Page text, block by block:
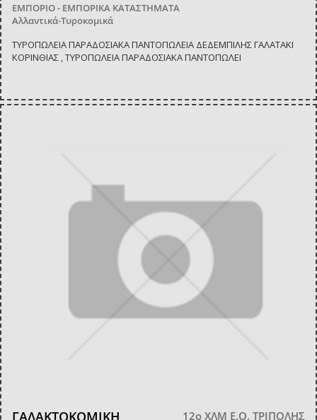
ΕΜΠΟΡΙΟ - ΕΜΠΟΡΙΚΑ ΚΑΤΑΣΤΗΜΑΤΑ
Αλλαντικά-Τυροκομικά
ΤΥΡΟΠΩΛΕΙΑ ΠΑΡΑΔΟΣΙΑΚΑ ΠΑΝΤΟΠΩΛΕΙΑ ΔΕΔΕΜΠΙΛΗΣ ΓΑΛΑΤΑΚΙ
ΚΟΡΙΝΘΙΑΣ , ΤΥΡΟΠΩΛΕΙΑ ΠΑΡΑΔΟΣΙΑΚΑ ΠΑΝΤΟΠΩΛΕΙ
ΓΑΛΑΚΤΟΚΟΜΙΚΗ
12ο ΧΛΜ Ε.Ο. ΤΡΙΠΟΛΗΣ